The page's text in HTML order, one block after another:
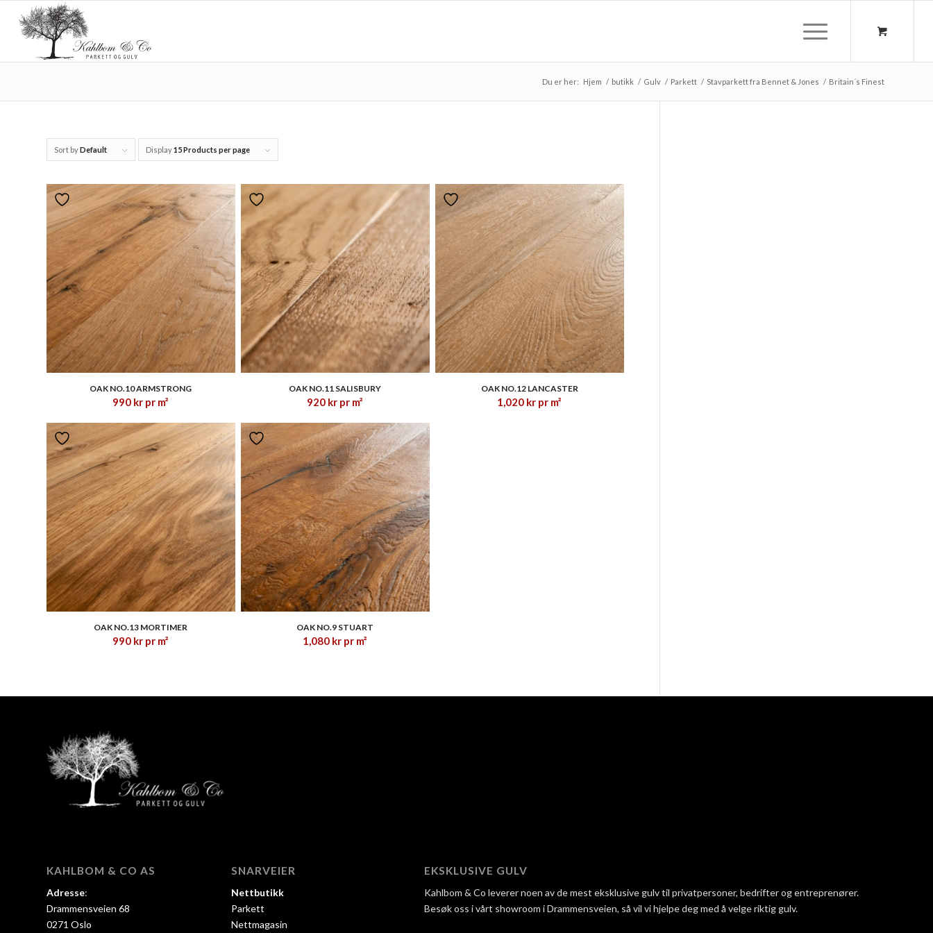
Du er her: Hjem / butikk / Gulv / Parkett / Stavparkett fra Bennet & Jones / Britain´s Finest
Sort byDefault Display15 Products per page
OAK NO.10 ARMSTRONG
990 kr pr m²
OAK NO.11 SALISBURY
920 kr pr m²
OAK NO.12 LANCASTER
1,020 kr pr m²
OAK NO.13 MORTIMER
990 kr pr m²
OAK NO.9 STUART
1,080 kr pr m²
KAHLBOM & CO AS
Adresse:
Drammensveien 68
0271 Oslo
SNARVEIER
Nettbutikk
Parkett
Nettmagasin
EKSKLUSIVE GULV
Kahlbom & Co leverer noen av de mest eksklusive gulv til privatpersoner, bedrifter og entreprenører.
Besøk oss i vårt showroom i Drammensveien, så vil vi hjelpe deg med å velge riktig gulv.